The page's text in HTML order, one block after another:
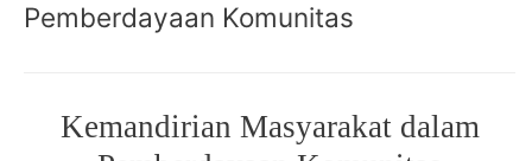
Pemberdayaan Komunitas
Kemandirian Masyarakat dalam